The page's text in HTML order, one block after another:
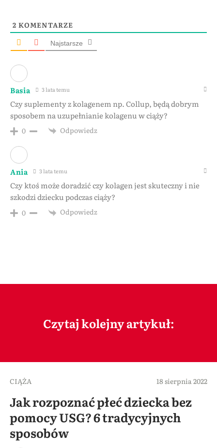
2 KOMENTARZE
Najstarsze
Basia 3 lata temu
Czy suplementy z kolagenem np. Collup, będą dobrym
sposobem na uzupełnianie kolagenu w ciąży?
0 Odpowiedz
Ania 3 lata temu
Czy ktoś może doradzić czy kolagen jest skuteczny i nie
szkodzi dziecku podczas ciąży?
0 Odpowiedz
Czytaj kolejny artykuł:
CIĄŻA 18 sierpnia 2022
Jak rozpoznać płeć dziecka bez
pomocy USG? 6 tradycyjnych
sposobów